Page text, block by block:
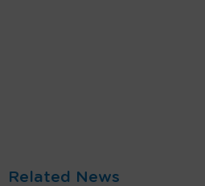
Related News